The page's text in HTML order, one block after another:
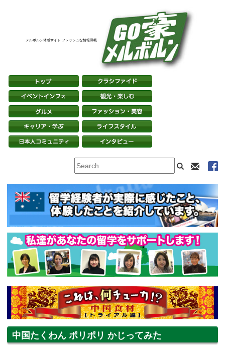
メルボルン体感サイト フレッシュな情報満載
中国たくわん ポリポリ かじってみた